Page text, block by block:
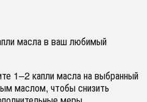
масла в ваш любимый
1–2 капли масла на выбранный
маслом, чтобы снизить